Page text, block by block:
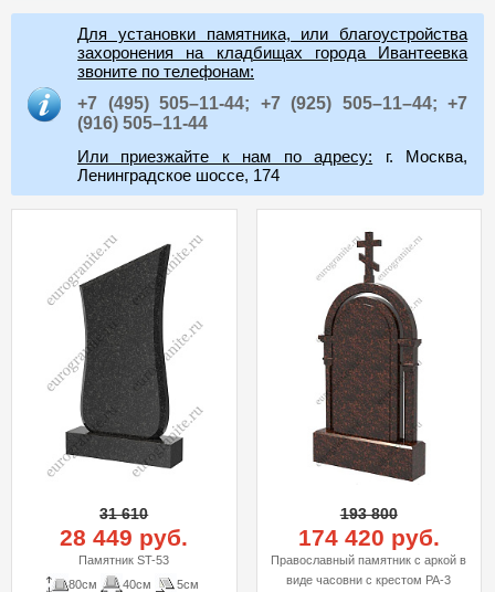
Для установки памятника, или благоустройства
захоронения на кладбищах города Ивантеевка
звоните по телефонам:
+7 (495) 505–11-44;
+7 (925) 505–11–44; +7
(916) 505–11-44
Или приезжайте к нам по адресу: г. Москва,
Ленинградское шоссе, 174
31 610
28 449 руб.
Памятник ST-53
80см
40см 5см
193 800
174 420 руб.
Православный памятник с аркой в
виде часовни с крестом PA-3